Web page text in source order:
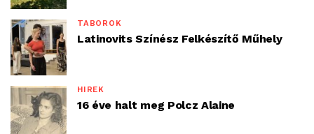
TÁBOROK
Latinovits Színész Felkészítő Műhely
HÍREK
16 éve halt meg Polcz Alaine